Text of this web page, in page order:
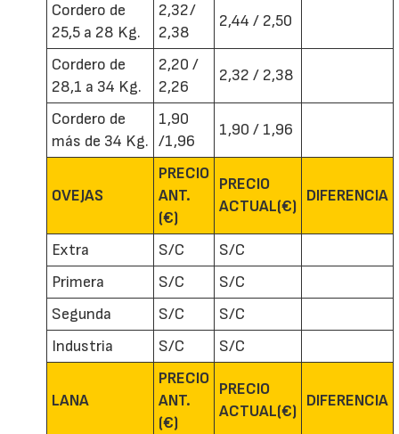
Cordero de
25,5 a 28 Kg.
2,32/
2,38
2,44 / 2,50
Cordero de
28,1 a 34 Kg.
2,20 /
2,26
2,32 / 2,38
Cordero de
más de 34 Kg.
1,90
/1,96
1,90 / 1,96
OVEJAS
PRECIO
ANT.
(€)
PRECIO
ACTUAL(€)
DIFERENCIA
Extra S/C
S/C
Primera
S/C
S/C
Segunda
S/C
S/C
Industria
S/C S/C
LANA
PRECIO
ANT.
(€)
PRECIO
ACTUAL(€)
DIFERENCIA